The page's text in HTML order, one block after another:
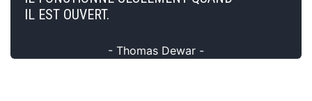
IL EST OUVERT.
- Thomas Dewar -